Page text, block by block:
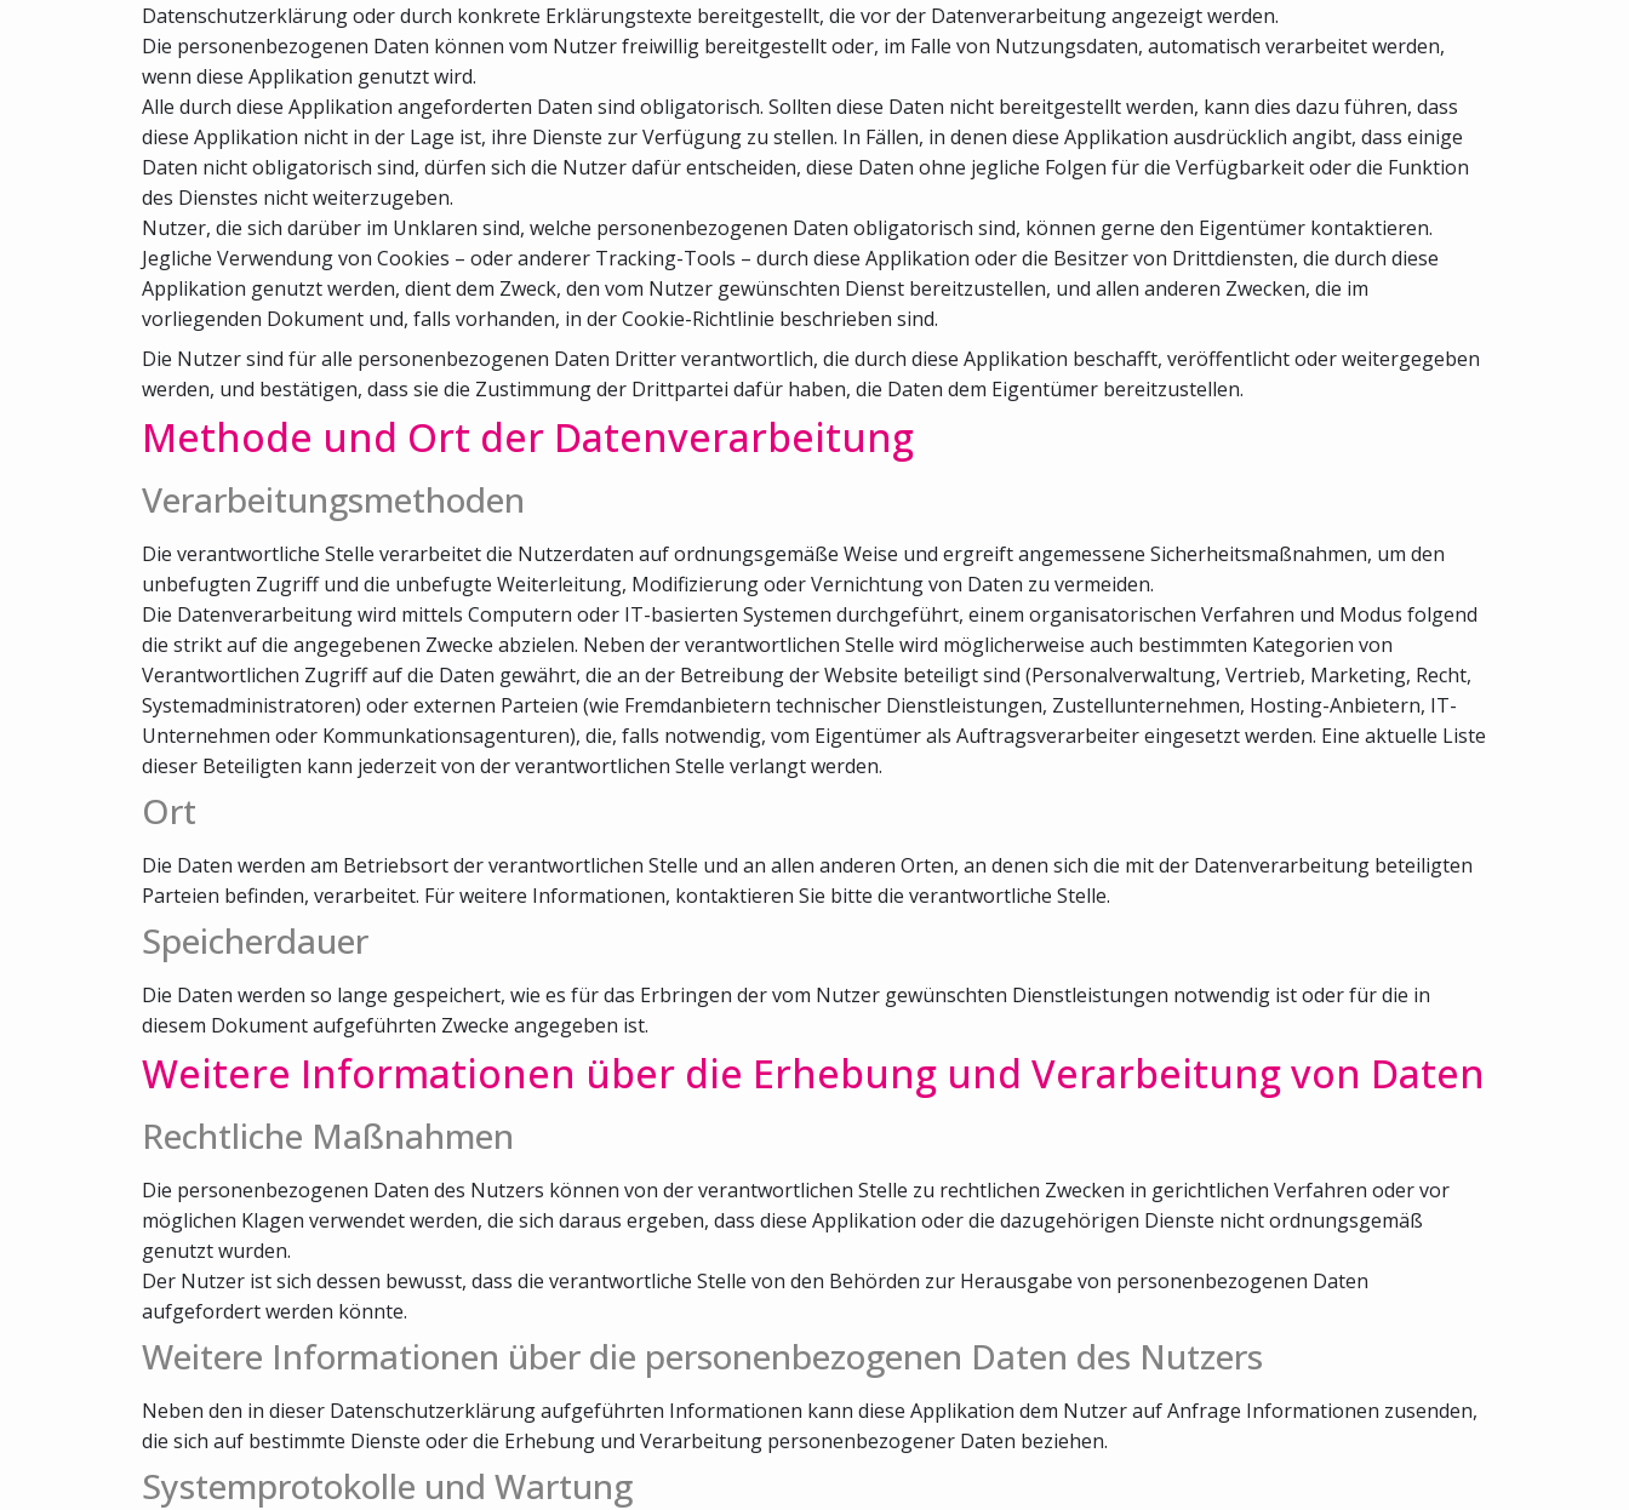
Datenschutzerklärung oder durch konkrete Erklärungstexte bereitgestellt, die vor der Datenverarbeitung angezeigt werden.
Die personenbezogenen Daten können vom Nutzer freiwillig bereitgestellt oder, im Falle von Nutzungsdaten, automatisch verarbeitet werden,
wenn diese Applikation genutzt wird.
Alle durch diese Applikation angeforderten Daten sind obligatorisch. Sollten diese Daten nicht bereitgestellt werden, kann dies dazu führen, dass
diese Applikation nicht in der Lage ist, ihre Dienste zur Verfügung zu stellen. In Fällen, in denen diese Applikation ausdrücklich angibt, dass einige
Daten nicht obligatorisch sind, dürfen sich die Nutzer dafür entscheiden, diese Daten ohne jegliche Folgen für die Verfügbarkeit oder die Funktion
des Dienstes nicht weiterzugeben.
Nutzer, die sich darüber im Unklaren sind, welche personenbezogenen Daten obligatorisch sind, können gerne den Eigentümer kontaktieren.
Jegliche Verwendung von Cookies – oder anderer Tracking-Tools – durch diese Applikation oder die Besitzer von Drittdiensten, die durch diese
Applikation genutzt werden, dient dem Zweck, den vom Nutzer gewünschten Dienst bereitzustellen, und allen anderen Zwecken, die im
vorliegenden Dokument und, falls vorhanden, in der Cookie-Richtlinie beschrieben sind.
Die Nutzer sind für alle personenbezogenen Daten Dritter verantwortlich, die durch diese Applikation beschafft, veröffentlicht oder weitergegeben
werden, und bestätigen, dass sie die Zustimmung der Drittpartei dafür haben, die Daten dem Eigentümer bereitzustellen.
Methode und Ort der Datenverarbeitung
Verarbeitungsmethoden
Die verantwortliche Stelle verarbeitet die Nutzerdaten auf ordnungsgemäße Weise und ergreift angemessene Sicherheitsmaßnahmen, um den
unbefugten Zugriff und die unbefugte Weiterleitung, Modifizierung oder Vernichtung von Daten zu vermeiden.
Die Datenverarbeitung wird mittels Computern oder IT-basierten Systemen durchgeführt, einem organisatorischen Verfahren und Modus folgend
die strikt auf die angegebenen Zwecke abzielen. Neben der verantwortlichen Stelle wird möglicherweise auch bestimmten Kategorien von
Verantwortlichen Zugriff auf die Daten gewährt, die an der Betreibung der Website beteiligt sind (Personalverwaltung, Vertrieb, Marketing, Recht,
Systemadministratoren) oder externen Parteien (wie Fremdanbietern technischer Dienstleistungen, Zustellunternehmen, Hosting-Anbietern, IT-
Unternehmen oder Kommunkationsagenturen), die, falls notwendig, vom Eigentümer als Auftragsverarbeiter eingesetzt werden. Eine aktuelle Liste
dieser Beteiligten kann jederzeit von der verantwortlichen Stelle verlangt werden.
Ort
Die Daten werden am Betriebsort der verantwortlichen Stelle und an allen anderen Orten, an denen sich die mit der Datenverarbeitung beteiligten
Parteien befinden, verarbeitet. Für weitere Informationen, kontaktieren Sie bitte die verantwortliche Stelle.
Speicherdauer
Die Daten werden so lange gespeichert, wie es für das Erbringen der vom Nutzer gewünschten Dienstleistungen notwendig ist oder für die in
diesem Dokument aufgeführten Zwecke angegeben ist.
Weitere Informationen über die Erhebung und Verarbeitung von Daten
Rechtliche Maßnahmen
Die personenbezogenen Daten des Nutzers können von der verantwortlichen Stelle zu rechtlichen Zwecken in gerichtlichen Verfahren oder vor
möglichen Klagen verwendet werden, die sich daraus ergeben, dass diese Applikation oder die dazugehörigen Dienste nicht ordnungsgemäß
genutzt wurden.
Der Nutzer ist sich dessen bewusst, dass die verantwortliche Stelle von den Behörden zur Herausgabe von personenbezogenen Daten
aufgefordert werden könnte.
Weitere Informationen über die personenbezogenen Daten des Nutzers
Neben den in dieser Datenschutzerklärung aufgeführten Informationen kann diese Applikation dem Nutzer auf Anfrage Informationen zusenden,
die sich auf bestimmte Dienste oder die Erhebung und Verarbeitung personenbezogener Daten beziehen.
Systemprotokolle und Wartung